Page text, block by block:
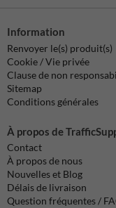
Information
Renvoyer le(s) produit(s)
Cookie / Vie privée
Clause de non
Sitemap
Conditions générales
À propos de
Contact
À propos de nous
Nouvelles et Blog
Délais de livraison
Question fréquentes /